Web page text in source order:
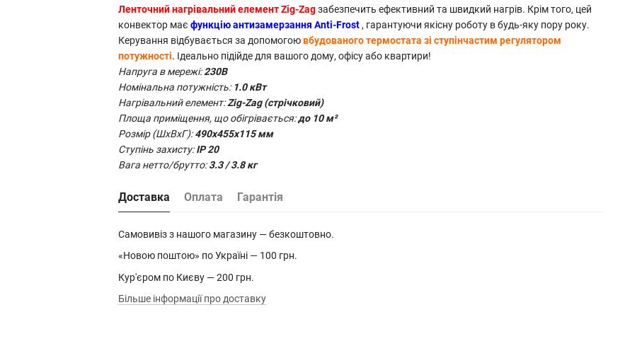
Ленточний нагрівальний елемент Zig-Zagзабезпечить ефективний та швидкий нагрів. Крім того, цей
конвектор має функцію антизамерзання Anti-Frost , гарантуючи якісну роботу в будь-яку пору року.
Керування відбувається за допомогоювбудованого термостата зі ступінчастим регулятором
потужності. Ідеально підійде для вашого дому, офісу або квартири!
Напруга в мережі:230В
Номінальна потужність: 1.0 кВт
Нагрівальний елемент:Zig-Zag (стрічковий)
Площа приміщення, що обігрівається:до 10 м²
Розмір (ШхВхГ):490х455х115 мм
Ступінь захисту:IP 20
Вага нетто/брутто:3.3 / 3.8 кг
Доставка Оплата Гарантія
Самовивіз з нашого магазину — безкоштовно.
«Новою поштою» по Україні — 100 грн.
Кур'єром по Києву — 200 грн.
Більше інформації про доставку